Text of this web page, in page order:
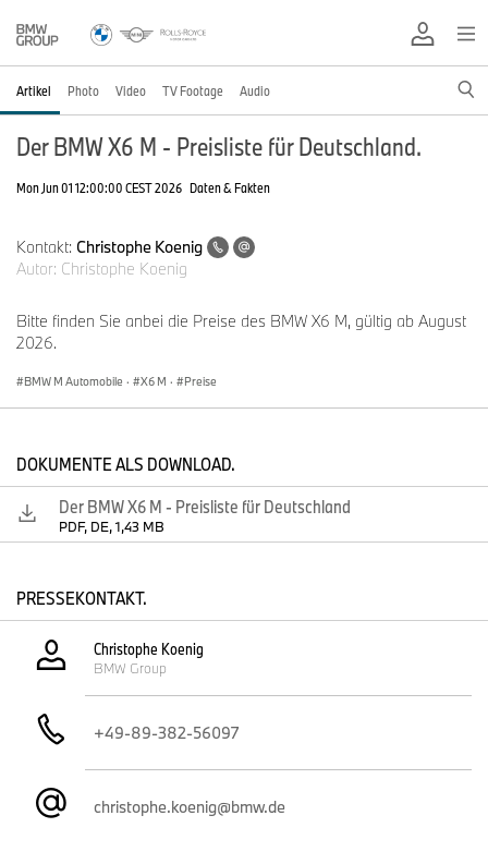
Artikel Photo Video TV Footage Audio
Der BMW X6 M - Preisliste für Deutschland.
Mon Jun 01 12:00:00 CEST 2026 Daten & Fakten
Kontakt: Christophe Koenig
Autor: Christophe Koenig
Bitte finden Sie anbei die Preise des BMW X6 M, gültig ab August
2026.
BMW M Automobile · X6 M · Preise
DOKUMENTE ALS DOWNLOAD.
Der BMW X6 M - Preisliste für Deutschland
PDF, DE, 1,43 MB
PRESSEKONTAKT.
Christophe Koenig
BMW Group
+49-89-382-56097
christophe.koenig@bmw.de